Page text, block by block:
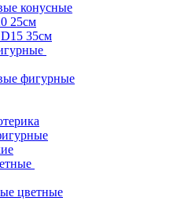
конусные
25см
35см
фигурные
цветные